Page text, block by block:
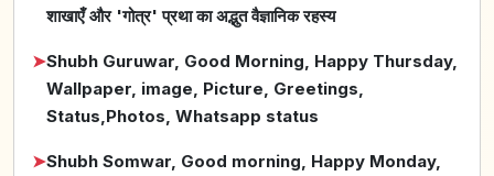
शाखाएँ और 'गोत्र' प्रथा का अद्भुत वैज्ञानिक रहस्य
➤Shubh Guruwar, Good Morning, Happy Thursday,
Wallpaper, image, Picture, Greetings,
Status,Photos, Whatsapp status
➤Shubh Somwar, Good morning, Happy Monday,